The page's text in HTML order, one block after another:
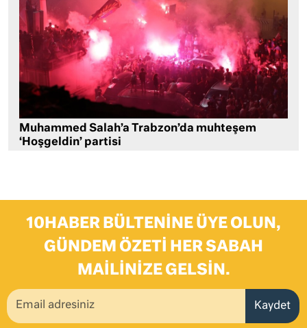
Muhammed Salah’a Trabzon’da muhteşem
‘Hoşgeldin’ partisi
10HABER BÜLTENINE ÜYE OLUN,
GÜNDEM ÖZETI HER SABAH
MAILINIZE GELSIN.
Kaydet